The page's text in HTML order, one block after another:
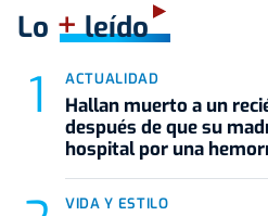
Lo +leído
ACTUALIDAD
Hallan muerto a un
después de que su
hospital por una
VIDA Y ESTILO